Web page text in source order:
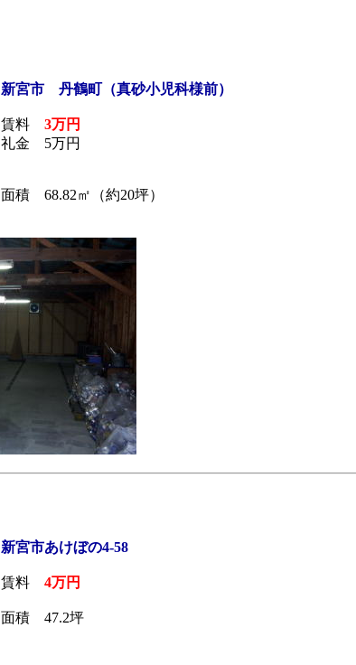
新宮市 丹鶴町（真砂小児科様前）
賃料 3万円
礼金 5万円
面積 68.82㎡（約20坪）
新宮市あけぼの4-58
賃料 4万円
面積 47.2坪